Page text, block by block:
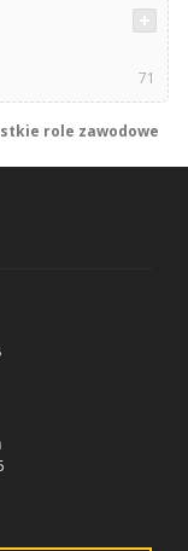
71
role zawodowe